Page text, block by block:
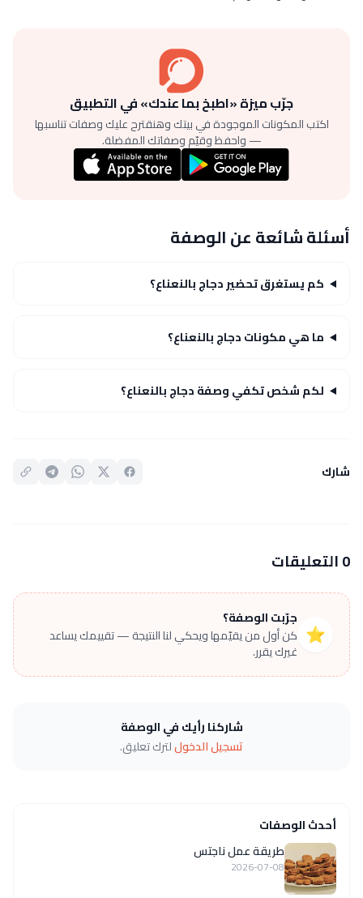
جرّب ميزة «اطبخ بما عندك» في التطبيق
اكتب المكونات الموجودة في بيتك وهنقترح عليك وصفات تناسبها
— واحفظ وقيّم وصفاتك المفضلة.
أسئلة شائعة عن الوصفة
كم يستغرق تحضير دجاج بالنعناع؟
ما هي مكونات دجاج بالنعناع؟
لكم شخص تكفي وصفة دجاج بالنعناع؟
شارك
0 التعليقات
⭐
جرّبت الوصفة؟
كن أول من يقيّمها ويحكي لنا النتيجة — تقييمك يساعد
غيرك يقرر.
شاركنا رأيك في الوصفة
تسجيل الدخوللترك تعليق.
أحدث الوصفات
طريقة عمل ناجتس
2026-07-08